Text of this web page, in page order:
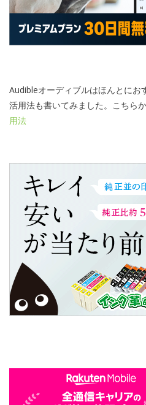
Audibleオーディブルはほんとにお
活用法も書いてみました。こちら
用法